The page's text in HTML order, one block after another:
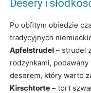
Desery i
Po obfitym obiedzie
tradycyjnych
Apfelstrudel – strudel
rodzynkami, podawany
deserem, który warto
Kirschtorte – tort